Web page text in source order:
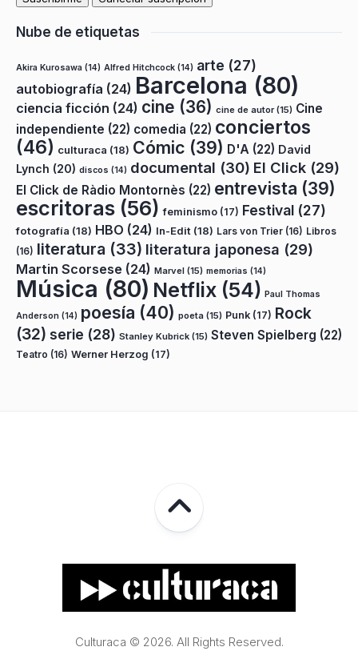
Nube de etiquetas
Akira Kurosawa (14) Alfred Hitchcock (14) arte (27)
autobiografía (24) Barcelona (80)
ciencia ficción (24) cine (36) cine de autor(15) Cine
independiente (22) comedia (22) conciertos
(46) culturaca (18) Cómic (39) D'A (22) David
Lynch (20) discos (14) documental (30) El Click (29)
El Click de Ràdio Montornès (22) entrevista (39)
escritoras (56) feminismo (17) Festival (27)
fotografía (18) HBO (24) In-Edit (18) Lars von Trier (16) Libros
(16) literatura (33) literatura japonesa (29)
Martin Scorsese (24) Marvel (15) memorias (14)
Música (80) Netflix (54) Paul Thomas
Anderson (14) poesía (40) poeta (15) Punk (17) Rock
(32) serie (28) Stanley Kubrick (15) Steven Spielberg (22)
Teatro (16) Werner Herzog (17)
Culturaca © 2026. All Rights Reserved.